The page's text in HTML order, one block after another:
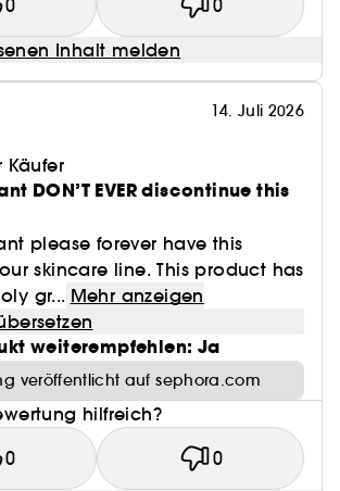
0 0
Inhalt melden
14. Juli 2026
Käufer
DON’T EVER discontinue this
please forever have this
skincare line. This product has
gr... Mehr anzeigen
weiterempfehlen: Ja
veröffentlicht auf sephora.com
hilfreich?
0 0